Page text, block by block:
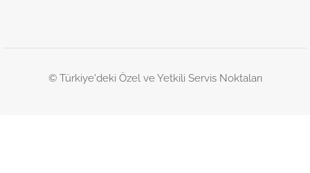
© Türkiye'deki Özel ve Yetkili Servis Noktaları